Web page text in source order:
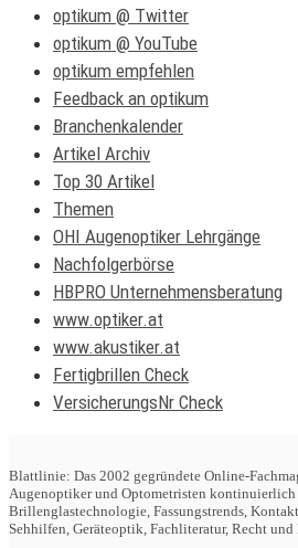
optikum @ Twitter
optikum @ YouTube
optikum empfehlen
Feedback an optikum
Branchenkalender
Artikel Archiv
Top 30 Artikel
Themen
OHI Augenoptiker Lehrgänge
Nachfolgerbörse
HBPRO Unternehmensberatung
www.optiker.at
www.akustiker.at
Fertigbrillen Check
VersicherungsNr Check
Blattlinie: Das 2002 gegründete Online-
Augenoptiker und Optometristen kontinuierlich
Brillenglastechnologie, Fassungstrends,
Sehhilfen, Geräteoptik, Fachliteratur, Recht